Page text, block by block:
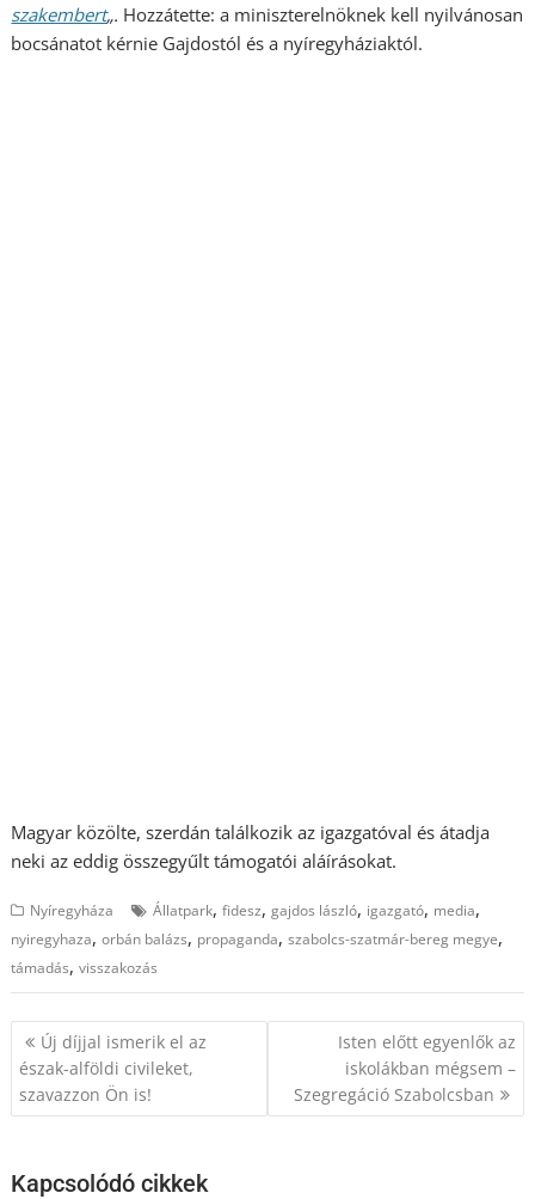
szakembert„. Hozzátette: a miniszterelnöknek kell nyilvánosan
bocsánatot kérnie Gajdostól és a nyíregyháziaktól.
Magyar közölte, szerdán találkozik az igazgatóval és átadja
neki az eddig összegyűlt támogatói aláírásokat.
Nyíregyháza Állatpark,fidesz,gajdos lászló, igazgató, media,
nyiregyhaza,orbán balázs, propaganda,szabolcs-szatmár-bereg megye,
támadás,visszakozás
Bejegyzés
navigáció
Új díjjal ismerik el az
észak-alföldi civileket,
szavazzon Ön is!
Isten előtt egyenlők az
iskolákban mégsem –
Szegregáció Szabolcsban
Kapcsolódó cikkek